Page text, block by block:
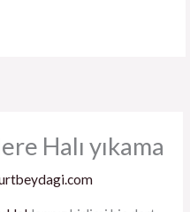
Halı yıkama